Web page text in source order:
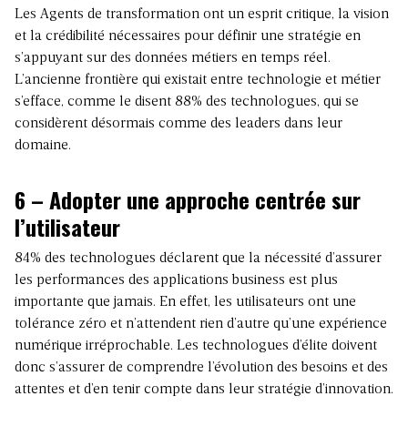
Les Agents de transformation ont un esprit critique, la vision
et la crédibilité nécessaires pour définir une stratégie en
s’appuyant sur des données métiers en temps réel.
L’ancienne frontière qui existait entre technologie et métier
s’efface, comme le disent 88% des technologues, qui se
considèrent désormais comme des leaders dans leur
domaine.
6 – Adopter une approche centrée sur
l’utilisateur
84% des technologues déclarent que la nécessité d’assurer
les performances des applications business est plus
importante que jamais. En effet, les utilisateurs ont une
tolérance zéro et n’attendent rien d’autre qu’une expérience
numérique irréprochable. Les technologues d’élite doivent
donc s’assurer de comprendre l’évolution des besoins et des
attentes et d’en tenir compte dans leur stratégie d’innovation.